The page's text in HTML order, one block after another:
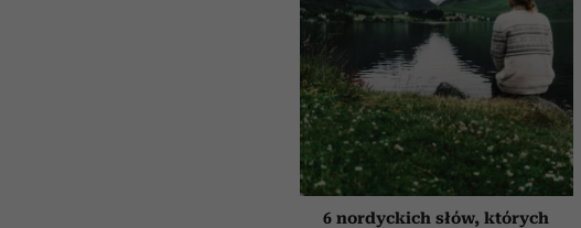
6 nordyckich słów, których